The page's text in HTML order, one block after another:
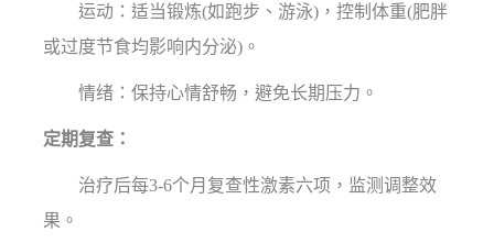
运动：适当锻炼(如跑步、游泳)，控制体重(肥胖
或过度节食均影响内分泌)。
情绪：保持心情舒畅，避免长期压力。
定期复查：
治疗后每3-6个月复查性激素六项，监测调整效
果。